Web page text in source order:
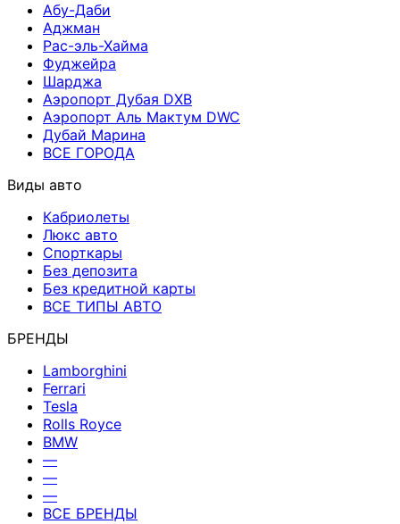
Абу-Даби
Аджман
Рас-эль-Хайма
Фуджейра
Шарджа
Аэропорт Дубая DXB
Аэропорт Аль Мактум DWC
Дубай Марина
ВСЕ ГОРОДА
Виды авто
Кабриолеты
Люкс авто
Спорткары
Без депозита
Без кредитной карты
ВСЕ ТИПЫ АВТО
БРЕНДЫ
Lamborghini
Ferrari
Tesla
Rolls Royce
BMW
—
—
—
ВСЕ БРЕНДЫ